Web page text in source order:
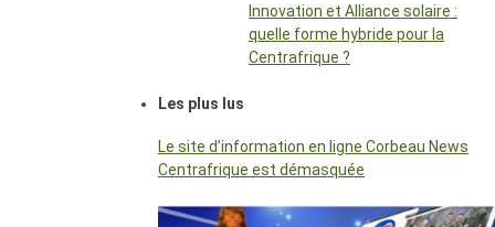
Innovation et Alliance solaire :
quelle forme hybride pour la
Centrafrique ?
Les plus lus
Le site d’information en ligne Corbeau News
Centrafrique est démasquée